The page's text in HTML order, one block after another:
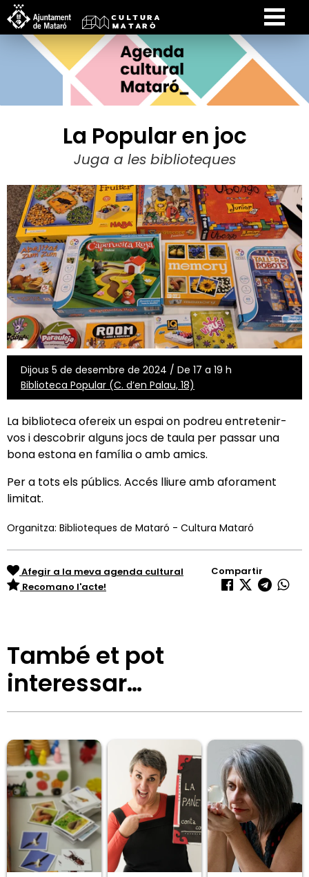
La Popular en joc
Juga a les biblioteques
Dijous 5 de desembre de 2024 / De 17 a 19 h
Biblioteca Popular (C. d’en Palau, 18)
La biblioteca ofereix un espai on podreu entretenir-
vos i descobrir alguns jocs de taula per passar una
bona estona en família o amb amics.
Per a tots els públics. Accés lliure amb aforament
limitat.
Organitza: Biblioteques de Mataró - Cultura Mataró
Afegir a la meva agenda cultural
Recomano l'acte!
Compartir
També et pot
interessar…